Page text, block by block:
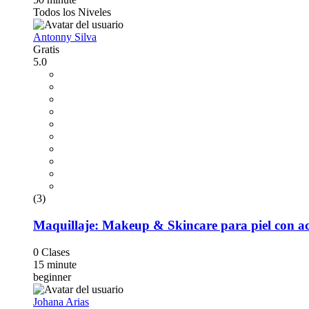
Todos los Niveles
Antonny Silva
Gratis
5.0
(3)
Maquillaje: Makeup & Skincare para piel con
0 Clases
15 minute
beginner
Johana Arias